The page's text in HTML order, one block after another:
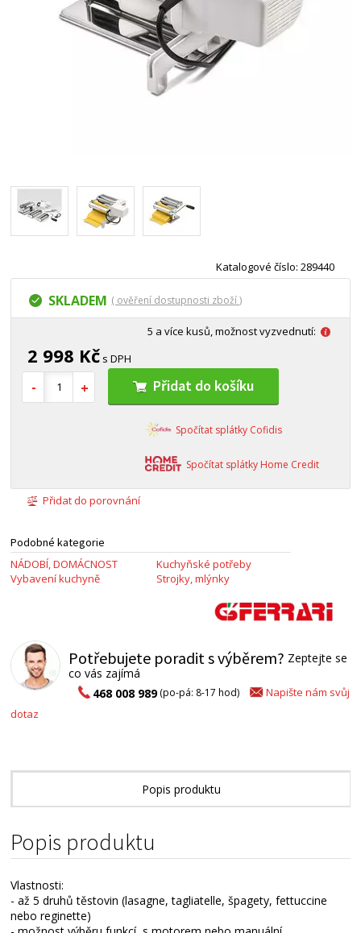
Katalogové číslo: 289440
SKLADEM ( ověření dostupnosti zboží )
5 a více kusů, možnost vyzvednutí:
2 998 Kč s DPH
Přidat do košíku
Spočítat splátky Cofidis
Spočítat splátky Home Credit
Přidat do porovnání
Podobné kategorie
NÁDOBÍ, DOMÁCNOST
Vybavení kuchyně
Kuchyňské potřeby
Strojky, mlýnky
Potřebujete poradit s výběrem? Zeptejte se
co vás zajímá
468 008 989(po-pá: 8-17 hod)
Napište nám svůj
dotaz
Popis produktu
Popis produktu
Vlastnosti:
- až 5 druhů těstovin (lasagne, tagliatelle, špagety, fettuccine
nebo reginette)